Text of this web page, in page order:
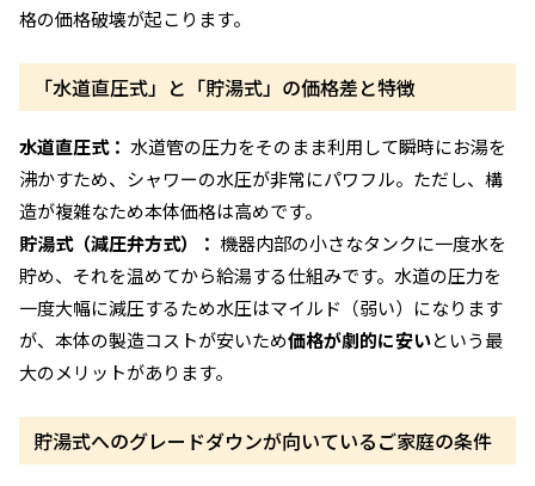
格の価格破壊が起こります。
「水道直圧式」と「貯湯式」の価格差と特徴
水道直圧式： 水道管の圧力をそのまま利用して瞬時にお湯を
沸かすため、シャワーの水圧が非常にパワフル。ただし、構
造が複雑なため本体価格は高めです。
貯湯式（減圧弁方式）： 機器内部の小さなタンクに一度水を
貯め、それを温めてから給湯する仕組みです。水道の圧力を
一度大幅に減圧するため水圧はマイルド（弱い）になります
が、本体の製造コストが安いため価格が劇的に安いという最
大のメリットがあります。
貯湯式へのグレードダウンが向いているご家庭の条件